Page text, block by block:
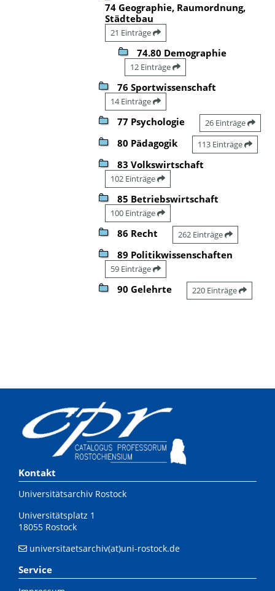
74 Geographie, Raumordnung,
Städtebau
21 Einträge
74.80 Demographie
12 Einträge
76 Sportwissenschaft
14 Einträge
77 Psychologie 26 Einträge
80 Pädagogik 113 Einträge
83 Volkswirtschaft
102 Einträge
85 Betriebswirtschaft
100 Einträge
86 Recht 262 Einträge
89 Politikwissenschaften
59 Einträge
90 Gelehrte 220 Einträge
Kontakt
Universitätsarchiv Rostock
Universitätsplatz 1
18055 Rostock
universitaetsarchiv(at)uni-rostock.de
Service